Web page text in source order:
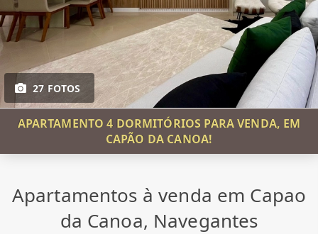
27 FOTOS
APARTAMENTO 4 DORMITÓRIOS PARA VENDA, EM
CAPÃO DA CANOA!
Apartamentos à venda em Capao
da Canoa, Navegantes